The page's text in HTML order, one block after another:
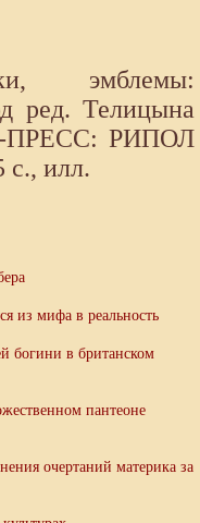
эмблемы:
ред. Телицына
РИПОЛ
с., илл.
из мифа в реальность
богини в британском
пантеоне
очертаний материка за